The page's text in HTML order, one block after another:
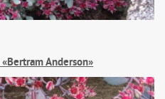
Anderson»